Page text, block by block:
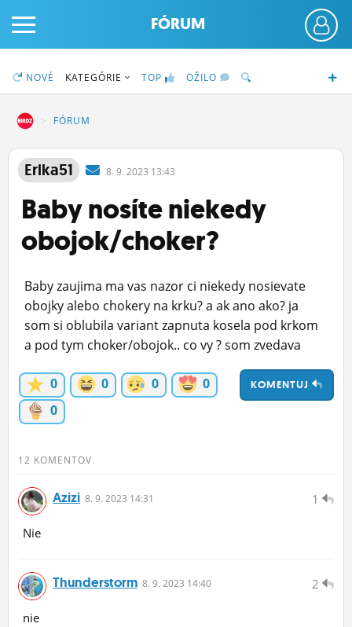
PRIHLÁS SA
ČINŽIAK
FÓRUM
BLOGY
OBRÁZKY
ĽUDIA
MÔJ PROFIL
ROLETA
FÓRUM
NOVÉ KATEGÓRIE TOP OŽILO
FÓRUM
Erika51 8. 9. 2023 13:43
Baby nosíte niekedy
obojok/choker?
Baby zaujima ma vas nazor ci niekedy nosievate
obojky alebo chokery na krku? a ak ano ako? ja
som si oblubila variant zapnuta kosela pod krkom
a pod tym choker/obojok.. co vy ? som zvedava
KOMENTUJ
0 0 0
0
0
12 KOMENTOV
1
Azizi 8. 9. 2023 14:31
Nie
2
Thunderstorm 8. 9. 2023 14:40
nie